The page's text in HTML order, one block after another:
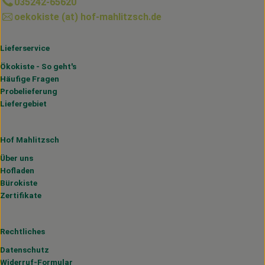
oekokiste (at) hof-mahlitzsch.de
Lieferservice
Ökokiste - So geht's
Häufige Fragen
Probelieferung
Liefergebiet
Hof Mahlitzsch
Über uns
Hofladen
Bürokiste
Zertifikate
Rechtliches
Datenschutz
Widerruf-Formular